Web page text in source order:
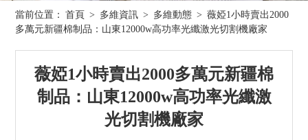
首頁
光纖激光切割機
管材激光切割機
當前位置： 首頁 > 多維資訊 > 多維動態 > 薇婭1小時賣出2000
多萬元新疆棉制品：山東12000w高功率光纖激光切割機廠家
薇婭1小時賣出2000多萬元新疆棉
制品：山東12000w高功率光纖激
光切割機廠家